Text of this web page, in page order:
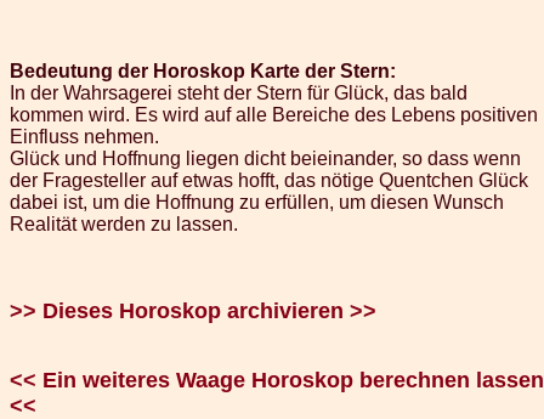
Bedeutung der Horoskop Karte der Stern:
In der Wahrsagerei steht der Stern für Glück, das bald
kommen wird. Es wird auf alle Bereiche des Lebens positiven
Einfluss nehmen.
Glück und Hoffnung liegen dicht beieinander, so dass wenn
der Fragesteller auf etwas hofft, das nötige Quentchen Glück
dabei ist, um die Hoffnung zu erfüllen, um diesen Wunsch
Realität werden zu lassen.
>> Dieses Horoskop archivieren >>
<< Ein weiteres Waage Horoskop berechnen lassen
<<